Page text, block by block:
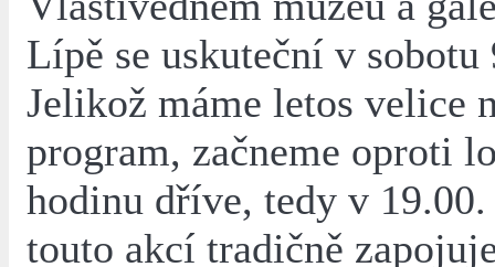
Lípě se uskuteční v sobotu
Jelikož máme letos velice
program, začneme oproti
hodinu dříve, tedy v
touto akcí tradičně